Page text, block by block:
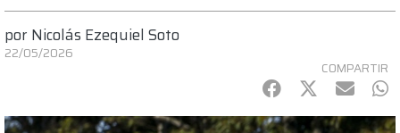
por Nicolás Ezequiel Soto
22/05/2026
COMPARTIR
Facebook
Twitter
mail